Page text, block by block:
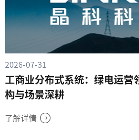
2026-07-31
工商业分布式系统：绿电运营
构与场景深耕
了解详情